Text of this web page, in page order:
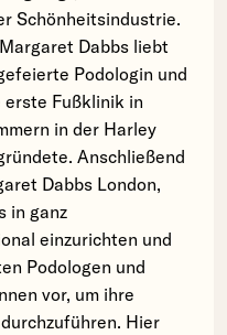
Schönheitsindustrie.
Dabbs liebt
Podologin und
erste Fußklinik in
in der Harley
Anschließend
Dabbs London,
in ganz
einzurichten und
Podologen und
vor, um ihre
Hier